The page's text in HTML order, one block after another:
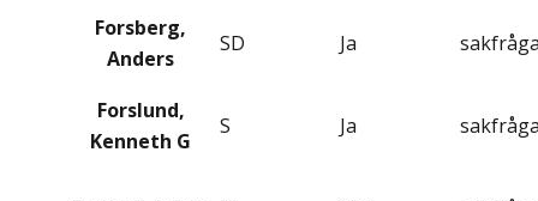
Forsberg,
Anders
SD Ja
Forslund,
Kenneth G
S Ja